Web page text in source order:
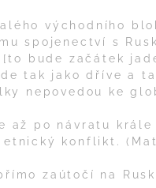
východního
spojenectví s
bude začátek
tak jako dříve a
nepovedou ke
až po návratu krále
etnický konflikt.
zaútočí na